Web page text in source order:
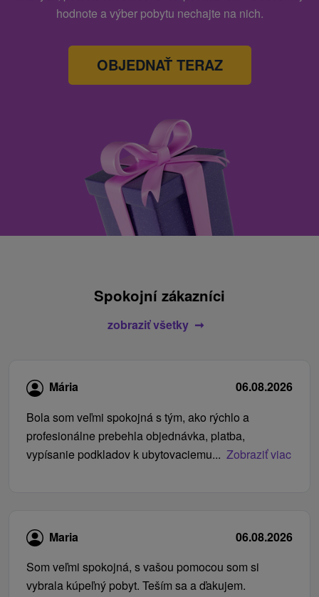
hodnote a výber pobytu nechajte na nich.
OBJEDNAŤ TERAZ
Spokojní zákazníci
zobraziť všetky
Mária
06.08.2026
Bola som veľmi spokojná s tým, ako rýchlo a
profesionálne prebehla objednávka, platba,
vypísanie podkladov k ubytovaciemu... Zobraziť viac
Maria
06.08.2026
Som veľmi spokojná, s vašou pomocou som si
vybrala kúpeľný pobyt. Teším sa a ďakujem.